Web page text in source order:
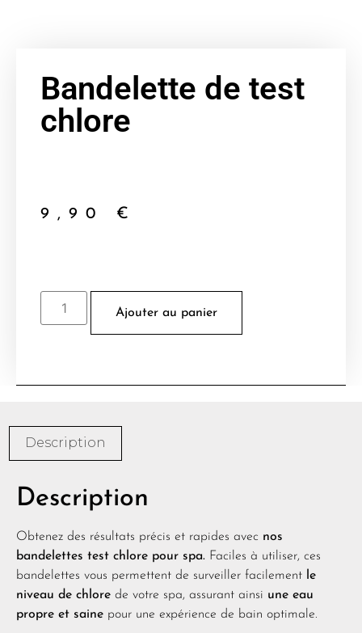
Bandelette de test
chlore
9,90 €
Ajouter au panier
Description
Description
Obtenez des résultats précis et rapides avec nos
bandelettes test chlore pour spa. Faciles à utiliser, ces
bandelettes vous permettent de surveiller facilement le
niveau de chlore de votre spa, assurant ainsi une eau
propre et saine pour une expérience de bain optimale.